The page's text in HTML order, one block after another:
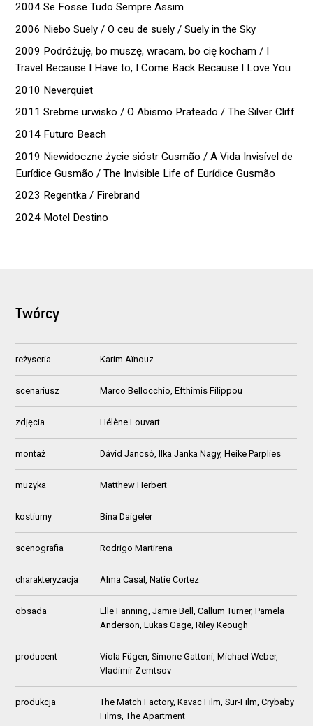
2004 Se Fosse Tudo Sempre Assim
2006 Niebo Suely / O ceu de suely / Suely in the Sky
2009 Podróżuję, bo muszę, wracam, bo cię kocham / I
Travel Because I Have to, I Come Back Because I Love You
2010 Neverquiet
2011 Srebrne urwisko / O Abismo Prateado / The Silver Cliff
2014 Futuro Beach
2019 Niewidoczne życie sióstr Gusmão / A Vida Invisível de
Eurídice Gusmão / The Invisible Life of Eurídice Gusmão
2023 Regentka / Firebrand
2024 Motel Destino
Twórcy
reżyseria Karim Aïnouz
scenariusz Marco Bellocchio, Efthimis Filippou
zdjęcia Hélène Louvart
montaż Dávid Jancsó, Ilka Janka Nagy, Heike Parplies
muzyka Matthew Herbert
kostiumy Bina Daigeler
scenografia Rodrigo Martirena
charakteryzacja Alma Casal, Natie Cortez
obsada
Elle Fanning, Jamie Bell, Callum Turner, Pamela
Anderson, Lukas Gage, Riley Keough
producent
Viola Fügen, Simone Gattoni, Michael Weber,
Vladimir Zemtsov
produkcja
The Match Factory, Kavac Film, Sur-Film, Crybaby
Films, The Apartment